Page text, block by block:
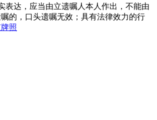
表达，应当由立遗嘱人本人作出，不能由
的，口头遗嘱无效；具有法律效力的行
照